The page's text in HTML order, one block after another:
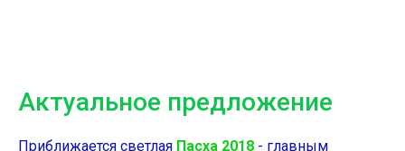
Актуальное предложение
Приближается светлая Пасха 2018 - главным